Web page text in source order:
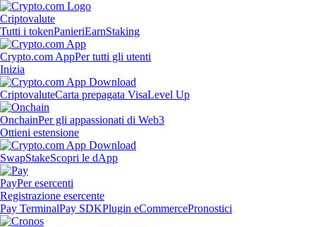
Criptovalute
Tutti i tokenPanieriEarnStaking
Crypto.com AppPer tutti gli utenti
Inizia
CriptovaluteCarta prepagata VisaLevel Up
OnchainPer gli appassionati di Web3
Ottieni estensione
SwapStakeScopri le dApp
PayPer esercenti
Registrazione esercente
Pay TerminalPay SDKPlugin eCommercePronostici